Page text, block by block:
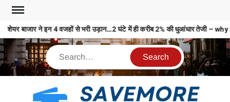
शेयर बाजार ने इन 4 वजहों से भरी उड़ान…2 घंटे में ही करीब 2% की धुआंधार